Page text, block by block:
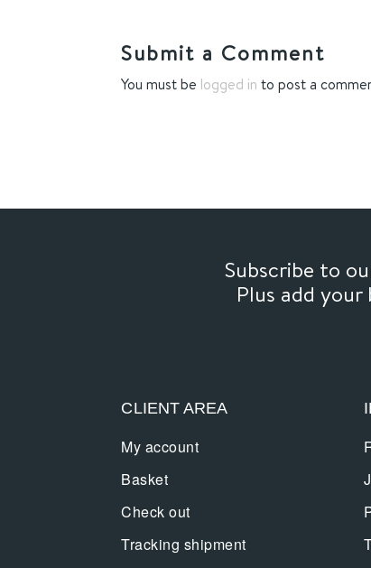
Submit a Comment
You must be logged in to post a
Subscribe to
Plus add
CLIENT AREA
My account
Basket
Check out
Tracking shipment